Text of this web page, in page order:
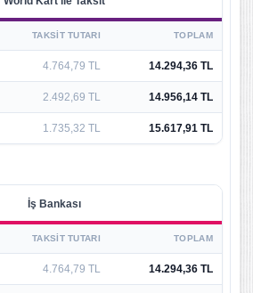
TAKSIT TUTARI TOPLAM
4.764,79 TL 14.294,36 TL
2.492,69 TL 14.956,14 TL
1.735,32 TL 15.617,91 TL
İş Bankası
TAKSIT TUTARI TOPLAM
4.764,79 TL 14.294,36 TL